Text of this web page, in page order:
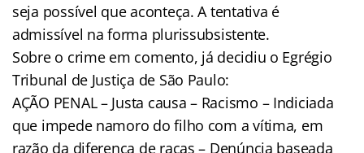
seja possível que aconteça. A tentativa é
admissível na forma plurissubsistente.
Sobre o crime em comento, já decidiu o Egrégio
Tribunal de Justiça de São Paulo:
AÇÃO PENAL – Justa causa – Racismo – Indiciada
que impede namoro do filho com a vítima, em
razão da diferença de raças – Denúncia baseada